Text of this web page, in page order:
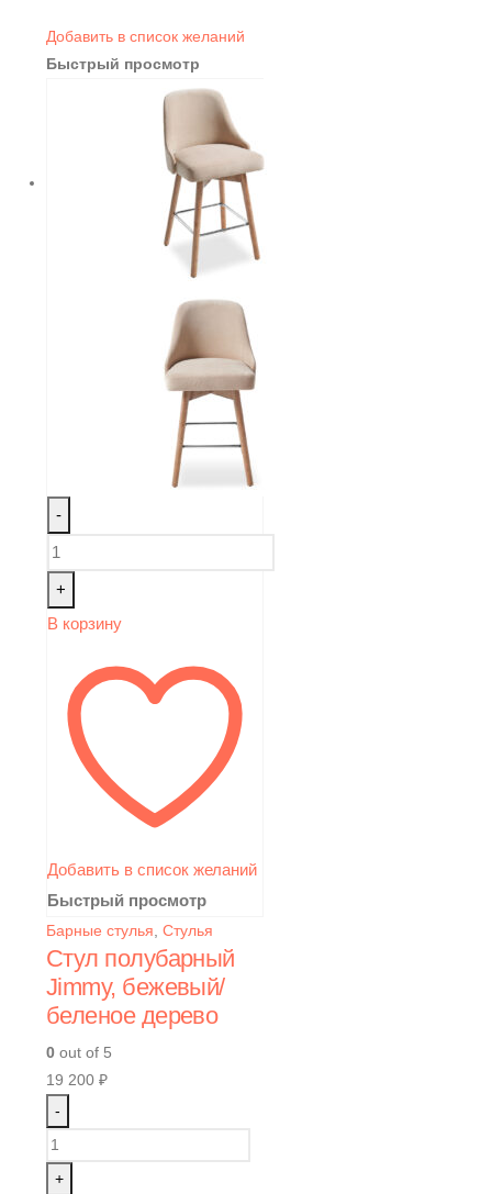
Добавить в список желаний
Быстрый просмотр
-
+
В корзину
Добавить в список желаний
Быстрый просмотр
Барные стулья Стулья
Стул полубарный
Jimmy, бежевый/
беленое дерево
0 out of 5
19 200 ₽
-
+